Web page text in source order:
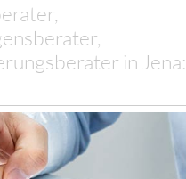
in Jena: